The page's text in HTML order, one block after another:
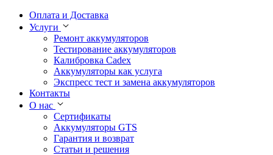
Оплата и Доставка
Услуги
Ремонт аккумуляторов
Тестирование аккумуляторов
Калибровка Cadex
Аккумуляторы как услуга
Экспресс тест и замена аккумуляторов
Контакты
О нас
Сертификаты
Аккумуляторы GTS
Гарантия и возврат
Статьи и решения